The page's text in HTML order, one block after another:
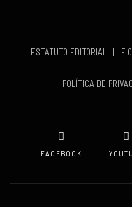
COMEÇA
ESTATUTO EDITORIAL |
POLÍTICA DE
FACEBOOK